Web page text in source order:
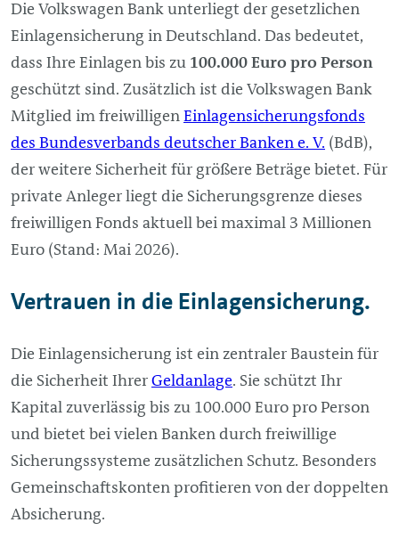
Die Volkswagen Bank unterliegt der gesetzlichen
Einlagensicherung in Deutschland. Das bedeutet,
dass Ihre Einlagen bis zu 100.000 Euro pro Person
geschützt sind. Zusätzlich ist die Volkswagen Bank
Mitglied im freiwilligenEinlagensicherungsfonds
des Bundesverbands deutscher Banken e. V. (BdB),
der weitere Sicherheit für größere Beträge bietet. Für
private Anleger liegt die Sicherungsgrenze dieses
freiwilligen Fonds aktuell bei maximal 3 Millionen
Euro (Stand: Mai 2026).
Vertrauen in die Einlagensicherung.
Die Einlagensicherung ist ein zentraler Baustein für
die Sicherheit IhrerGeldanlage. Sie schützt Ihr
Kapital zuverlässig bis zu 100.000 Euro pro Person
und bietet bei vielen Banken durch freiwillige
Sicherungssysteme zusätzlichen Schutz. Besonders
Gemeinschaftskonten profitieren von der doppelten
Absicherung.